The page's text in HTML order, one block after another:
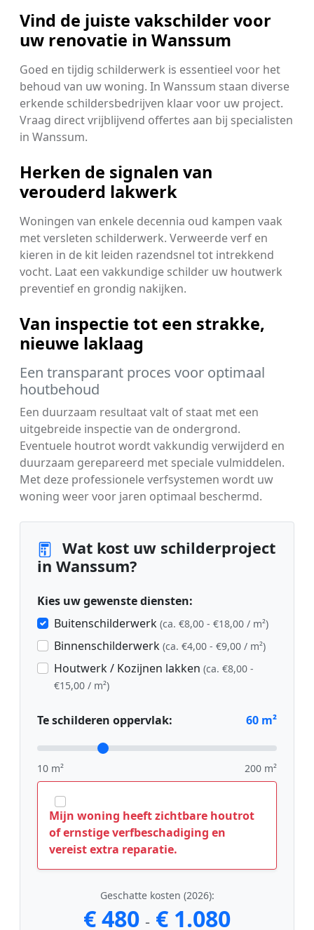
Vind de juiste vakschilder voor
uw renovatie in Wanssum
Goed en tijdig schilderwerk is essentieel voor het
behoud van uw woning. In Wanssum staan diverse
erkende schildersbedrijven klaar voor uw project.
Vraag direct vrijblijvend offertes aan bij specialisten
in Wanssum.
Herken de signalen van
verouderd lakwerk
Woningen van enkele decennia oud kampen vaak
met versleten schilderwerk. Verweerde verf en
kieren in de kit leiden razendsnel tot intrekkend
vocht. Laat een vakkundige schilder uw houtwerk
preventief en grondig nakijken.
Van inspectie tot een strakke,
nieuwe laklaag
Een transparant proces voor optimaal
houtbehoud
Een duurzaam resultaat valt of staat met een
uitgebreide inspectie van de ondergrond.
Eventuele houtrot wordt vakkundig verwijderd en
duurzaam gerepareerd met speciale vulmiddelen.
Met deze professionele verfsystemen wordt uw
woning weer voor jaren optimaal beschermd.
Wat kost uw schilderproject
in Wanssum?
Kies uw gewenste diensten:
Buitenschilderwerk (ca. €8,00 - €18,00 / m²)
Binnenschilderwerk (ca. €4,00 - €9,00 / m²)
Houtwerk / Kozijnen lakken (ca. €8,00 -
€15,00 / m²)
Te schilderen oppervlak: 60 m²
10 m² 200 m²
Mijn woning heeft zichtbare houtrot
of ernstige verfbeschadiging en
vereist extra reparatie.
Geschatte kosten (2026):
€ 480 - € 1.080